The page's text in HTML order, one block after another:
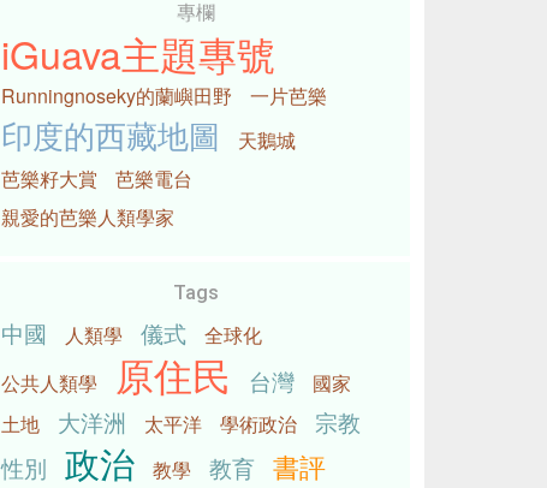
專欄
iGuava主題專號
Runningnoseky的蘭嶼田野 一片芭樂
印度的西藏地圖
天鵝城
芭樂籽大賞
芭樂電台
親愛的芭樂人類學家
Tags
中國 人類學 儀式
全球化
公共人類學
原住民 台灣
國家
土地
大洋洲 太平洋 學術政治
宗教
性別 政治 教學 教育 書評